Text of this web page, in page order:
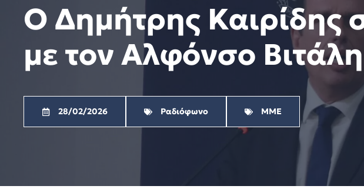
Ο Δημήτρης Καιρίδης
με τον Αλφόνσο
28/02/2026 Ραδιόφωνο ΜΜΕ